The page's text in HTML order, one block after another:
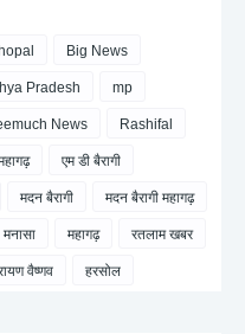
Big News
Pradesh mp
News Rashifal
एम डी बैरागी
मदन बैरागी मदन बैरागी महागढ़
मनासा महागढ़ रतलाम खबर
वैष्णव हरसोल